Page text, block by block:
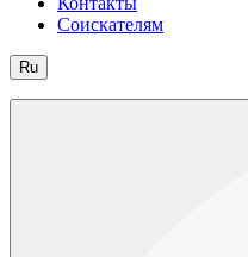
Соискателям
Ru